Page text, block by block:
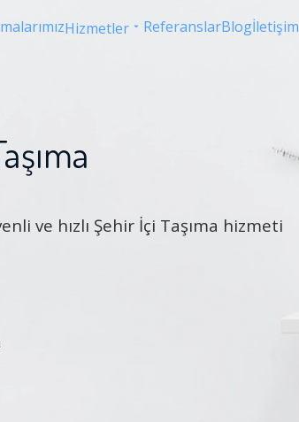
Hizmetler ReferanslarBlogİletişim
ve hızlı Şehir İçi Taşıma hizmeti